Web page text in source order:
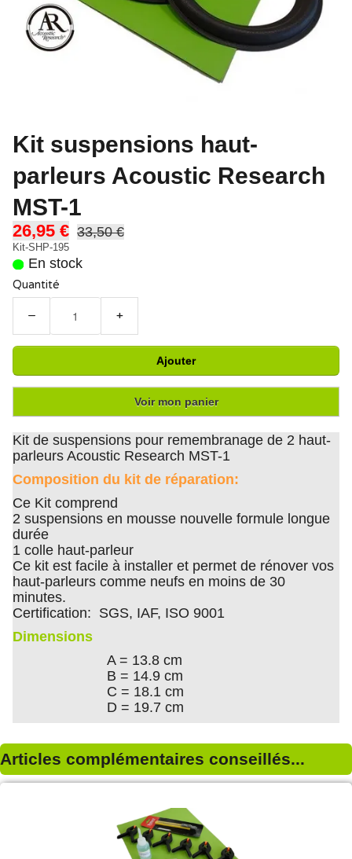
Kit suspensions haut-
parleurs Acoustic Research
MST-1
26,95 € 33,50 €
Kit-SHP-195
En stock
Quantité
− +
Ajouter
Voir mon panier
Kit de suspensions pour remembranage de 2 haut-
parleurs Acoustic Research MST-1
Composition du kit de réparation:
Ce Kit comprend
2 suspensions en mousse nouvelle formule longue
durée
1 colle haut-parleur
Ce kit est facile à installer et permet de rénover vos
haut-parleurs comme neufs en moins de 30
minutes.
Certification: SGS, IAF, ISO 9001
Dimensions
A = 13.8 cm
B = 14.9 cm
C = 18.1 cm
D = 19.7 cm
Articles complémentaires conseillés...